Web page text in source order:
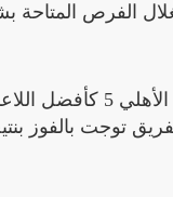
الفرص المتاحة
برز لاعب فريق
5 - 0 ليحصد فريق الأهلي على 3